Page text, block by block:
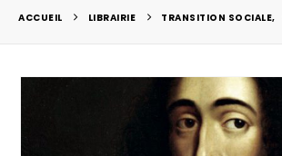
ACCUEIL LIBRAIRIE TRANSITION SOCIALE,